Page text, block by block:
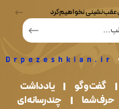
نخواهیم کرد
گو
یادداشت
چندرسانه ای